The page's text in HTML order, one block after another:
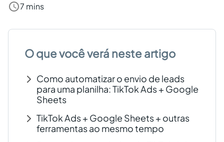
7 mins
O que você verá neste artigo
Como automatizar o envio de leads
para uma planilha: TikTok Ads + Google
Sheets
TikTok Ads + Google Sheets + outras
ferramentas ao mesmo tempo